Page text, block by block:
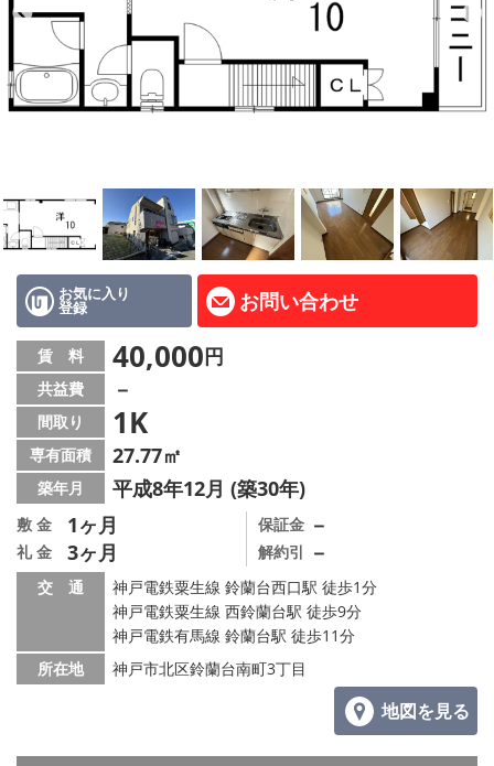
リノベーション物件
ペット飼育可能
地域から探す
地図から探す
店舗情報·アクセス
会社概要
メールでお問い合わせ
お気に入り
登録 お問い合わせ
賃 料 40,000円
共益費 －
間取り 1K
専有面積 27.77㎡
築年月 平成8年12月 (築30年)
敷 金 1ヶ月
礼 金 3ヶ月
保証金 －
解約引 －
交 通
神戸電鉄粟生線 鈴蘭台西口駅 徒歩1分
神戸電鉄粟生線 西鈴蘭台駅 徒歩9分
神戸電鉄有馬線 鈴蘭台駅 徒歩11分
所在地
神戸市北区鈴蘭台南町3丁目
地図を見る